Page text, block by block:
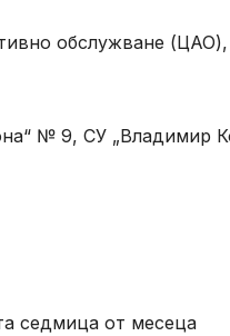
обслужване (ЦАО),
№ 9, СУ „Владимир
седмица от месеца